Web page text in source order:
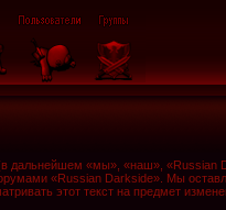
дальнейшем «мы», «наш», «Russian
«Russian Darkside». Мы
этот текст на предмет